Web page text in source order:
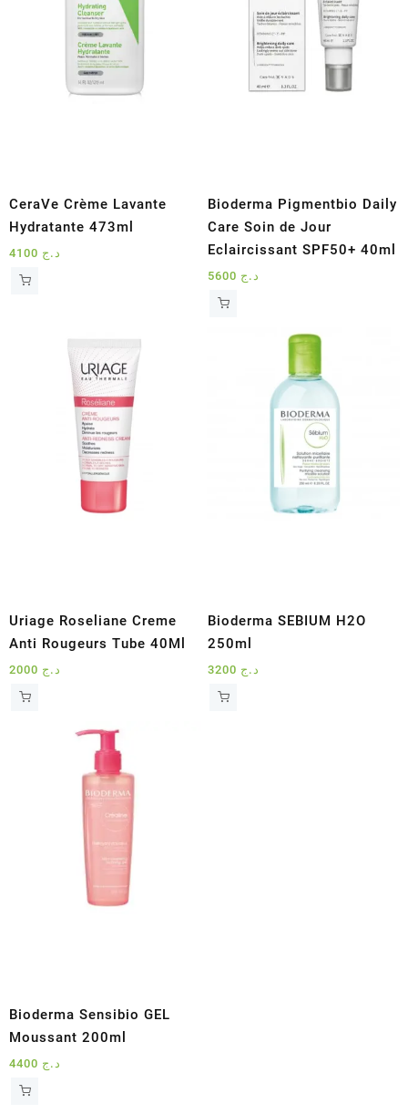
CeraVe Crème Lavante
Hydratante 473ml
د.ج
Bioderma Pigmentbio Daily
Care Soin de Jour
Eclaircissant SPF50+ 40ml
د.ج
Uriage Roseliane Creme
Anti Rougeurs Tube 40Ml
د.ج
Bioderma SEBIUM H2O
250ml
د.ج
Bioderma Sensibio GEL
Moussant 200ml
د.ج